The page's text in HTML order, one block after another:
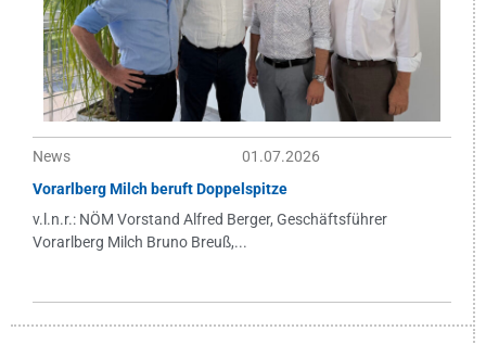
News
01.07.2026
Vorarlberg Milch beruft Doppelspitze
v.l.n.r.: NÖM Vorstand Alfred Berger, Geschäftsführer
Vorarlberg Milch Bruno Breuß,...